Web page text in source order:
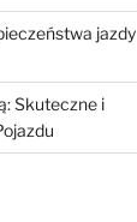
jazdy
Skuteczne i